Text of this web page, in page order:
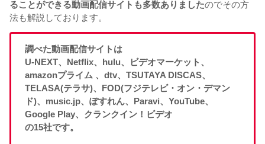
ることができる動画配信サイトも多数ありましたのでその方
法も解説しております。
調べた動画配信サイトは
U-NEXT、Netflix、hulu、ビデオマーケット、
amazonプライム 、dtv、TSUTAYA DISCAS、
TELASA(テラサ)、FOD(フジテレビ・オン・デマン
ド)、music.jp、ぽすれん、Paravi、YouTube、
Google Play、クランクイン！ビデオ
の15社です。